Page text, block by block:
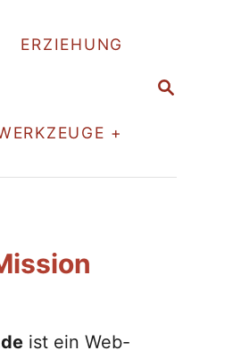
S
H
ERZIEHUNG
+
ist ein Web-